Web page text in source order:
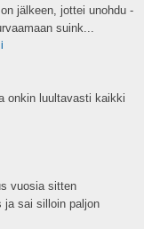
jälkeen, jottei unohdu -
suink...
onkin luultavasti kaikki
vuosia sitten
ja sai silloin paljon